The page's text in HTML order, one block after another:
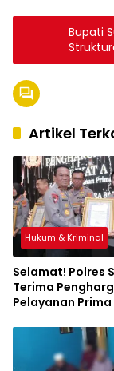
Bupati
Artikel
Hukum & Kriminal
Selamat! Polres
Terima
Pelayanan